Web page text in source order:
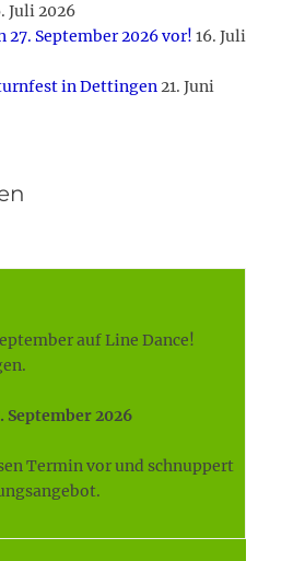
Juli 2026
27. September 2026 vor! 16. Juli
in Dettingen21. Juni
auf Line Dance!
September 2026
Termin vor und schnuppert